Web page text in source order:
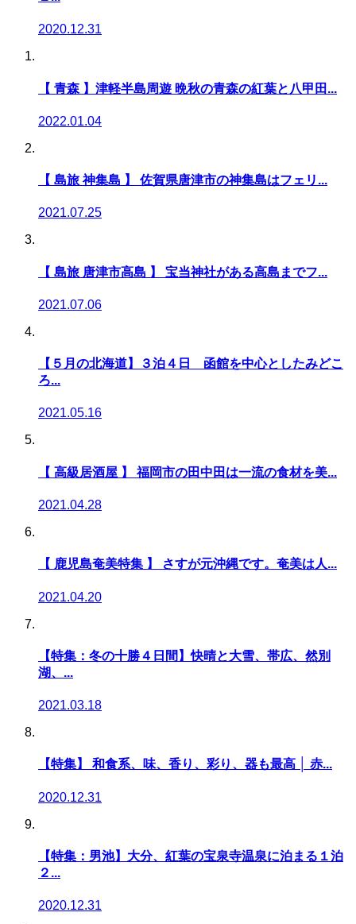
2020.12.31
【 青森 】津軽半島周遊 晩秋の青森の紅葉と八甲田...
2022.01.04
【 島旅 神集島 】 佐賀県唐津市の神集島はフェリ...
2021.07.25
【 島旅 唐津市高島 】 宝当神社がある高島までフ...
2021.07.06
【５月の北海道】３泊４日 函館を中心としたみどこ
ろ...
2021.05.16
【 高級居酒屋 】 福岡市の田中田は一流の食材を美...
2021.04.28
【 鹿児島奄美特集 】 さすが元沖縄です。奄美は人...
2021.04.20
【特集：冬の十勝４日間】快晴と大雪、帯広、然別
湖、...
2021.03.18
【特集】 和食系、味、香り、彩り、器も最高 │ 赤...
2020.12.31
【特集：男池】大分、紅葉の宝泉寺温泉に泊まる１泊
２...
2020.12.31